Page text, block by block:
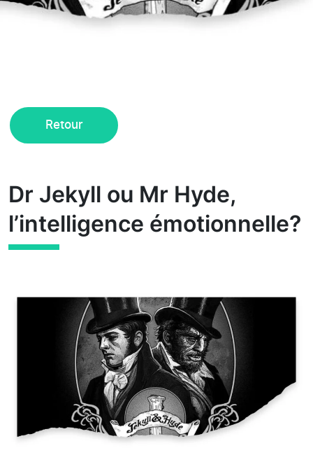
Retour
Dr Jekyll ou Mr Hyde,
l’intelligence émotionnelle?